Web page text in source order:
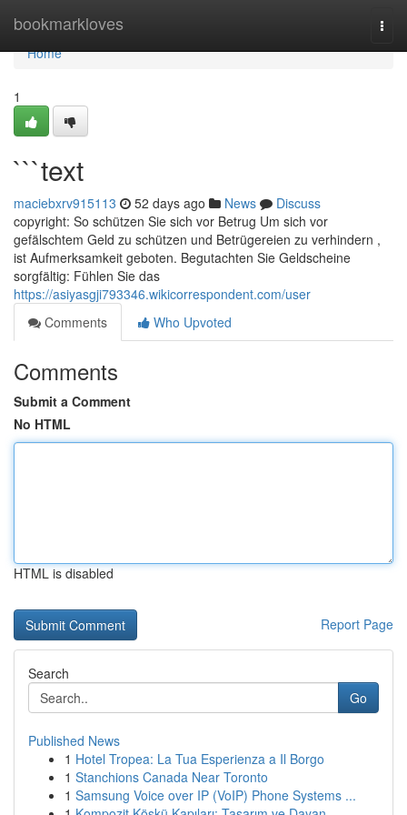
bookmarkloves
Home
Home
1
```text
maciebxrv915113 52 days ago News
Discuss
copyright: So schützen Sie sich vor Betrug Um sich vor
gefälschtem Geld zu schützen und Betrügereien zu verhindern ,
ist Aufmerksamkeit geboten. Begutachten Sie Geldscheine
sorgfältig: Fühlen Sie das
https://asiyasgji793346.wikicorrespondent.com/user
Comments
Who Upvoted
Comments
Submit a Comment
No HTML
HTML is disabled
Report Page
Search
Go
Published News
1 Hotel Tropea: La Tua Esperienza a Il Borgo
1 Stanchions Canada Near Toronto
1 Samsung Voice over IP (VoIP) Phone Systems ...